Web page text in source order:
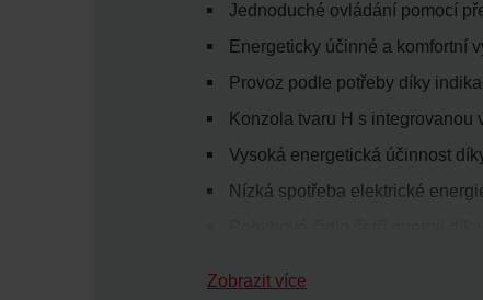
Jednoduché ovládání pomocí
Energeticky účinné a komfortní
Provoz podle potřeby díky
Konzola tvaru H s
Vysoká energetická účinnost
Nízká spotřeba elektrické
Zobrazit více